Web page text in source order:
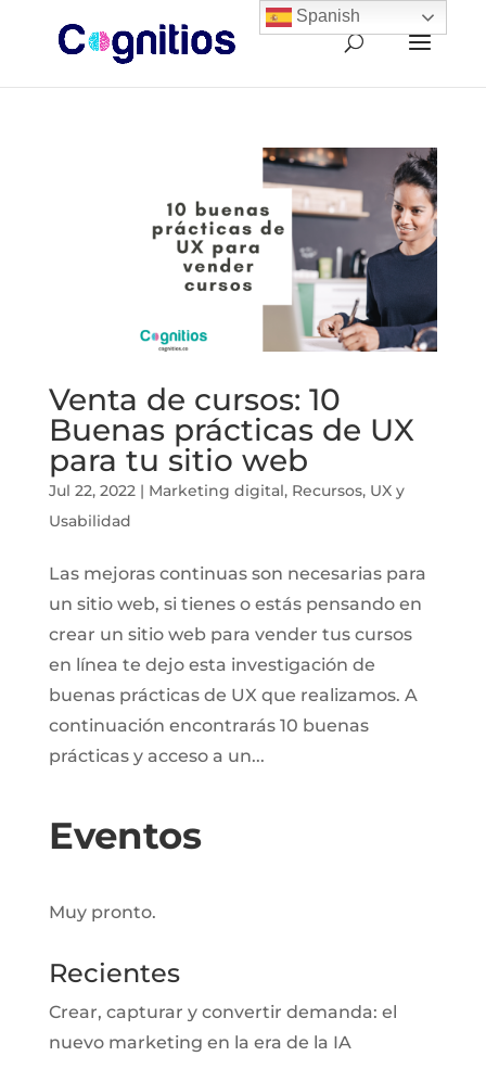
Venta de cursos: 10
Buenas prácticas de UX
para tu sitio web
Jul 22, 2022| Marketing digital, Recursos, UX y
Usabilidad
Las mejoras continuas son necesarias para
un sitio web, si tienes o estás pensando en
crear un sitio web para vender tus cursos
en línea te dejo esta investigación de
buenas prácticas de UX que realizamos. A
continuación encontrarás 10 buenas
prácticas y acceso a un...
Eventos
Muy pronto.
Recientes
Crear, capturar y convertir demanda: el
nuevo marketing en la era de la IA
Spanish